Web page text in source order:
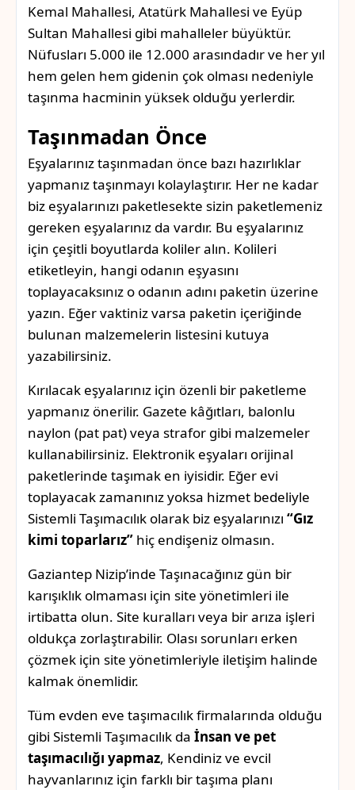
Kemal Mahallesi, Atatürk Mahallesi ve Eyüp
Sultan Mahallesi gibi mahalleler büyüktür.
Nüfusları 5.000 ile 12.000 arasındadır ve her yıl
hem gelen hem gidenin çok olması nedeniyle
taşınma hacminin yüksek olduğu yerlerdir.
Taşınmadan Önce
Eşyalarınız taşınmadan önce bazı hazırlıklar
yapmanız taşınmayı kolaylaştırır. Her ne kadar
biz eşyalarınızı paketlesekte sizin paketlemeniz
gereken eşyalarınız da vardır. Bu eşyalarınız
için çeşitli boyutlarda koliler alın. Kolileri
etiketleyin, hangi odanın eşyasını
toplayacaksınız o odanın adını paketin üzerine
yazın. Eğer vaktiniz varsa paketin içeriğinde
bulunan malzemelerin listesini kutuya
yazabilirsiniz.
Kırılacak eşyalarınız için özenli bir paketleme
yapmanız önerilir. Gazete kâğıtları, balonlu
naylon (pat pat) veya strafor gibi malzemeler
kullanabilirsiniz. Elektronik eşyaları orijinal
paketlerinde taşımak en iyisidir. Eğer evi
toplayacak zamanınız yoksa hizmet bedeliyle
Sistemli Taşımacılık olarak biz eşyalarınızı “Gız
kimi toparlarız” hiç endişeniz olmasın.
Gaziantep Nizip’inde Taşınacağınız gün bir
karışıklık olmaması için site yönetimleri ile
irtibatta olun. Site kuralları veya bir arıza işleri
oldukça zorlaştırabilir. Olası sorunları erken
çözmek için site yönetimleriyle iletişim halinde
kalmak önemlidir.
Tüm evden eve taşımacılık firmalarında olduğu
gibi Sistemli Taşımacılık da İnsan ve pet
taşımacılığı yapmaz, Kendiniz ve evcil
hayvanlarınız için farklı bir taşıma planı